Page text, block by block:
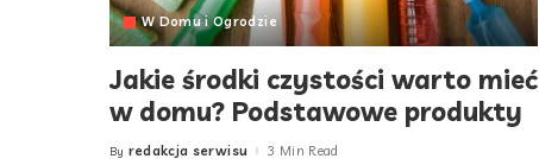
W Domu i Ogrodzie
Jakie środki czystości warto mieć
w domu? Podstawowe produkty
Posted
By redakcja serwisu 3 Min Read